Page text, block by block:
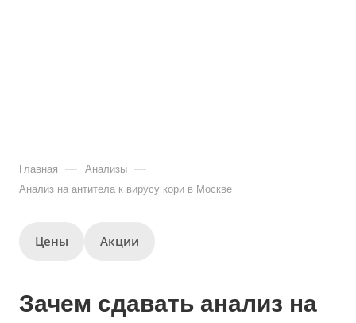
Главная — Анализы —
Анализ на антитела к вирусу кори в Москве
Цены Акции
Зачем сдавать анализ на